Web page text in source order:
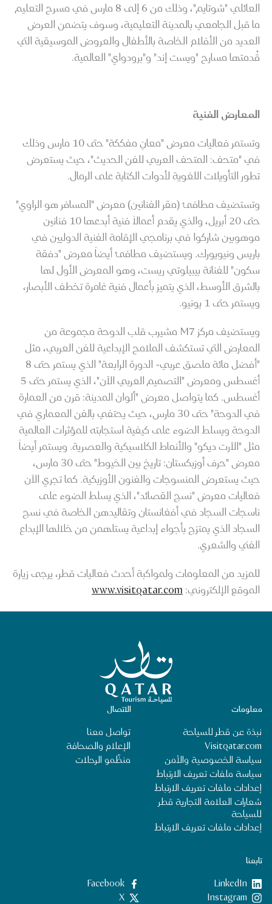
العائلي "شوتايم"، وذلك من 6 إلى 8 مارس في مسرح التعليم
ما قبل الجامعي بالمدينة التعليمية، وسوف يتضمن العرض
العديد من الأفلام الخاصة بالأطفال والعروض الموسيقية التي
قُدمتها مسارح "ويست إند" و"برودواي" العالمية.
المعارض الفنية
وتستمر فعاليات معرض "معانٍ مفككة" حتى 10 مارس وذلك
في "متحف: المتحف العربي للفن الحديث"، حيث يستعرض
تطور التأويلات اللغوية لأدوات الكتابة على الرمال.
وتستضيف مطافئ (مقر الفنانين) معرض "المسافر هو الراوي"
حتى 20 أبريل، والذي يقدم أعمالاً فنية أبدعها 10 فنانين
موهوبين شاركوا في برنامجي الإقامة الفنية الدوليين في
باريس ونيويورك. ويستضيف مطافئ أيضاً معرض "دفقة
سكون" للفنانة بيبيلوتي ريست، وهو المعرض الأول لها
بالشرق الأوسط، الذي يتميز بأعمال فنية غامرة تخطف الأبصار،
ويستمر حتى 1 يونيو.
ويستضيف مركز M7 مشيرب قلب الدوحة مجموعة من
المعارض التي تستكشف الملامح الإبداعية للفن العربي، مثل
"أفضل مائة ملصق عربي- الدورة الرابعة" الذي يستمر حتى 8
أغسطس ومعرض "التصميم العربي الآن"، الذي يستمر حتى 5
أغسطس. كما يتواصل معرض "ألوان المدينة: قرن من العمارة
في الدوحة" حتى 30 مارس، حيث يحتفي بالفن المعماري في
الدوحة ويسلط الضوء على كيفية استجابته للمؤثرات العالمية
مثل "الآرت ديكو" والأنماط الكلاسيكية والعصرية. ويستمر أيضاً
معرض "حرف أوزبكستان: تاريخ بين الخيوط" حتى 30 مارس،
حيث يستعرض المنسوجات والفنون الأوزبكية. كما تجري الآن
فعاليات معرض "نسج القصائد"، الذي يسلط الضوء على
ناسجات السجاد في أفغانستان وتقاليدهن الخاصة في نسج
السجاد الذي يمتزج بأجواء إبداعية يستلهمن من خلالها الإبداع
الفني والشعري.
للمزيد من المعلومات ولمواكبة أحدث فعاليات قطر، يرجى زيارة
الموقع الإلكتروني: www.visitqatar.com
الصفحة الرئيسية لقطر للسياحة
تابعنا
LinkedIn
‎Facebook‏
‎Instagram‏
X
الاتصال
تواصل معنا
الإعلام والصحافة
منظِّمو الرحلات
معلومات
نبذة عن قطر للسياحة
Visitqatar.com
سياسة الخصوصية والأمن
سياسة ملفات تعريف الارتباط
إعدادات ملفات تعريف الارتباط
شعارات العلامة التجارية قطر
للسياحة
إعدادات ملفات تعريف الارتباط